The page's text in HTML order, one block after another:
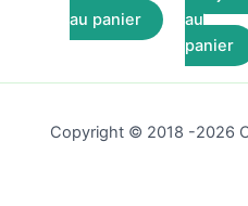
au panier
au
panier
Copyright © 2018 -2026